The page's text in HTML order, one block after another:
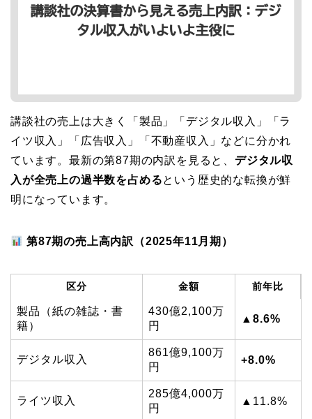
講談社の売上は大きく「製品」「デジタル収入」「ラ
イツ収入」「広告収入」「不動産収入」などに分かれ
ています。最新の第87期の内訳を見ると、 デジタル収
入が全売上の過半数を占めるという歴史的な転換が鮮
明になっています。
第87期の売上高内訳（2025年11月期）
区分 金額 前年比
製品（紙の雑誌・書
籍）
430億2,100万
円
▲8.6%
デジタル収入
861億9,100万
円
+8.0%
ライツ収入
285億4,000万
円
▲11.8%